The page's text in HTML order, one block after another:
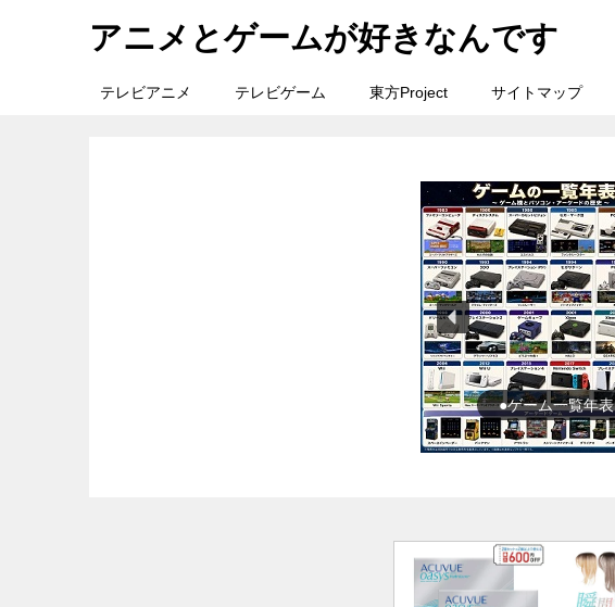
アニメとゲームが好きなんです
テレビアニメ テレビゲーム 東方Project サイトマップ
●ゲーム一覧年表